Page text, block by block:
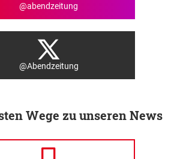
@abendzeitung
@Abendzeitung
Wege zu unseren News